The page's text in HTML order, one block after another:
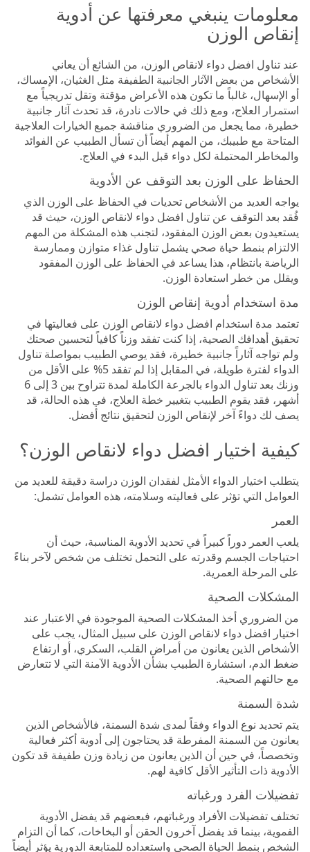
معلومات ينبغي معرفتها عن أدوية
إنقاص الوزن
عند تناول افضل دواء لانقاص الوزن، من الشائع أن يعاني
الأشخاص من بعض الآثار الجانبية الطفيفة مثل الغثيان، الإمساك،
أو الإسهال، غالباً ما تكون هذه الأعراض مؤقتة وتقل تدريجياً مع
استمرار العلاج، ومع ذلك في حالات نادرة، قد تحدث آثار جانبية
خطيرة، مما يجعل من الضروري مناقشة جميع الخيارات العلاجية
المتاحة مع طبيبك، من المهم أيضاً أن تسأل الطبيب عن الفوائد
والمخاطر المحتملة لكل دواء قبل البدء في العلاج.
الحفاظ على الوزن بعد التوقف عن الأدوية
يواجه العديد من الأشخاص تحديات في الحفاظ على الوزن الذي
فُقد بعد التوقف عن تناول افضل دواء لانقاص الوزن، حيث قد
يستعيدون بعض الوزن المفقود، لتجنب هذه المشكلة من المهم
الالتزام بنمط حياة صحي يشمل تناول غذاء متوازن وممارسة
الرياضة بانتظام، هذا يساعد في الحفاظ على الوزن المفقود
ويقلل من خطر استعادة الوزن.
مدة استخدام أدوية إنقاص الوزن
تعتمد مدة استخدام افضل دواء لانقاص الوزن على فعاليتها في
تحقيق أهدافك الصحية، إذا كنت تفقد وزناً كافياً لتحسين صحتك
ولم تواجه آثاراً جانبية خطيرة، فقد يوصي الطبيب بمواصلة تناول
الدواء لفترة طويلة، في المقابل إذا لم تفقد 5% على الأقل من
وزنك بعد تناول الدواء بالجرعة الكاملة لمدة تتراوح بين 3 إلى 6
أشهر، فقد يقوم الطبيب بتغيير خطة العلاج، في هذه الحالة، قد
يصف لك دواءً آخر لإنقاص الوزن لتحقيق نتائج أفضل.
كيفية اختيار افضل دواء لانقاص الوزن؟
يتطلب اختيار الدواء الأمثل لفقدان الوزن دراسة دقيقة للعديد من
العوامل التي تؤثر على فعاليته وسلامته، هذه العوامل تشمل:
العمر
يلعب العمر دوراً كبيراً في تحديد الأدوية المناسبة، حيث أن
احتياجات الجسم وقدرته على التحمل تختلف من شخص لآخر بناءً
على المرحلة العمرية.
المشكلات الصحية
من الضروري أخذ المشكلات الصحية الموجودة في الاعتبار عند
اختيار افضل دواء لانقاص الوزن على سبيل المثال، يجب على
الأشخاص الذين يعانون من أمراض القلب، السكري، أو ارتفاع
ضغط الدم، استشارة الطبيب بشأن الأدوية الآمنة التي لا تتعارض
مع حالتهم الصحية.
شدة السمنة
يتم تحديد نوع الدواء وفقاً لمدى شدة السمنة، فالأشخاص الذين
يعانون من السمنة المفرطة قد يحتاجون إلى أدوية أكثر فعالية
وتخصصاً، في حين أن الذين يعانون من زيادة وزن طفيفة قد تكون
الأدوية ذات التأثير الأقل كافية لهم.
تفضيلات الفرد ورغباته
تختلف تفضيلات الأفراد ورغباتهم، فبعضهم قد يفضل الأدوية
الفموية، بينما قد يفضل آخرون الحقن أو البخاخات، كما أن التزام
الشخص بنمط الحياة الصحي واستعداده للمتابعة الدورية يؤثر أيضاً